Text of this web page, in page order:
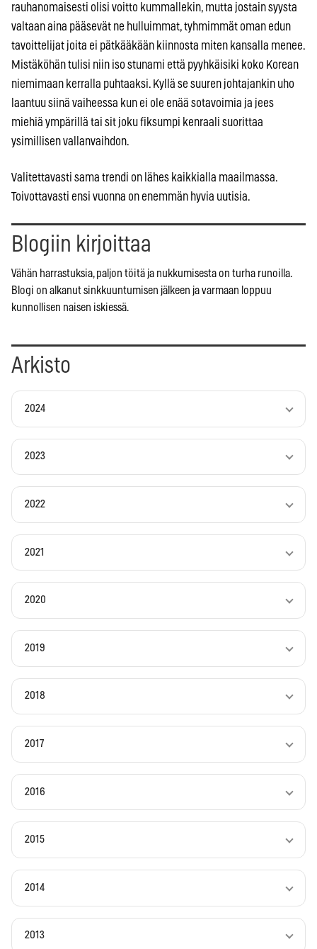
rauhanomaisesti olisi voitto kummallekin, mutta jostain syysta
valtaan aina pääsevät ne hulluimmat, tyhmimmät oman edun
tavoittelijat joita ei pätkääkään kiinnosta miten kansalla menee.
Mistäköhän tulisi niin iso stunami että pyyhkäisiki koko Korean
niemimaan kerralla puhtaaksi. Kyllä se suuren johtajankin uho
laantuu siinä vaiheessa kun ei ole enää sotavoimia ja jees
miehiä ympärillä tai sit joku fiksumpi kenraali suorittaa
ysimillisen vallanvaihdon.
Valitettavasti sama trendi on lähes kaikkialla maailmassa.
Toivottavasti ensi vuonna on enemmän hyvia uutisia.
Blogiin kirjoittaa
Vähän harrastuksia, paljon töitä ja nukkumisesta on turha runoilla.
Blogi on alkanut sinkkuuntumisen jälkeen ja varmaan loppuu
kunnollisen naisen iskiessä.
Arkisto
2024
2023
2022
2021
2020
2019
2018
2017
2016
2015
2014
2013